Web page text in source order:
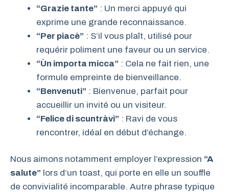
“Grazie tante” : Un merci appuyé qui
exprime une grande reconnaissance.
“Per piacè” : S’il vous plaît, utilisé pour
requérir poliment une faveur ou un service.
“Ùn importa micca” : Cela ne fait rien, une
formule empreinte de bienveillance.
“Benvenuti” : Bienvenue, parfait pour
accueillir un invité ou un visiteur.
“Felice di scuntràvi” : Ravi de vous
rencontrer, idéal en début d’échange.
Nous aimons notamment employer l’expression “A
salute” lors d’un toast, qui porte en elle un souffle
de convivialité incomparable. Autre phrase typique